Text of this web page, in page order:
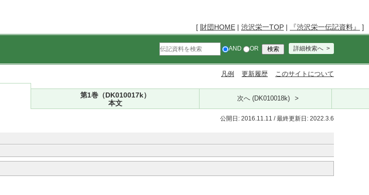
[ 財団HOME | 渋沢栄一TOP | 『渋沢栄一伝記資料』 ]
AND OR 詳細検索へ
凡例 更新履歴 このサイトについて
第1巻（DK010017k）
本文
次へ (DK010018k)
公開日: 2016.11.11 / 最終更新日: 2022.3.6